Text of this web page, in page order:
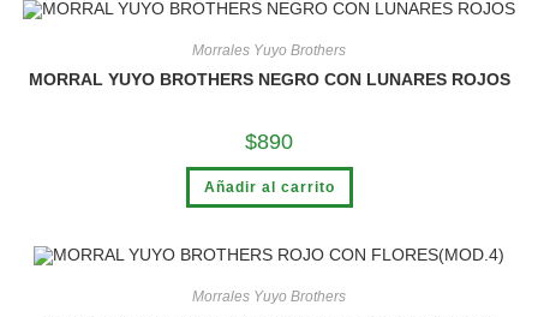
Morrales Yuyo Brothers
MORRAL YUYO BROTHERS NEGRO CON LUNARES ROJOS
$890
Añadir al carrito
Morrales Yuyo Brothers